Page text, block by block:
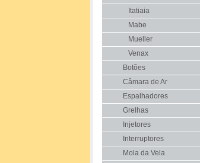
Itatiaia
Mabe
Mueller
Venax
Botões
Câmara de Ar
Espalhadores
Grelhas
Injetores
Interruptores
Mola da Vela